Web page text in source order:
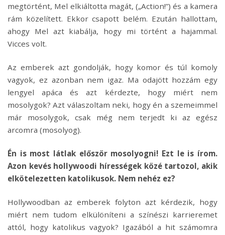
megtörtént, Mel elkiáltotta magát, („Action!”) és a kamera
rám közelített. Ekkor csapott belém. Ezután hallottam,
ahogy Mel azt kiabálja, hogy mi történt a hajammal.
Vicces volt.
Az emberek azt gondolják, hogy komor és túl komoly
vagyok, ez azonban nem igaz. Ma odajött hozzám egy
lengyel apáca és azt kérdezte, hogy miért nem
mosolygok? Azt válaszoltam neki, hogy én a szemeimmel
már mosolygok, csak még nem terjedt ki az egész
arcomra (mosolyog).
Én is most látlak először mosolyogni! Ezt le is írom.
Azon kevés hollywoodi hírességek közé tartozol, akik
elkötelezetten katolikusok. Nem nehéz ez?
Hollywoodban az emberek folyton azt kérdezik, hogy
miért nem tudom elkülöníteni a színészi karrieremet
attól, hogy katolikus vagyok? Igazából a hit számomra